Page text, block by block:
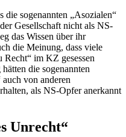
die sogenannten „Asozialen“
Gesellschaft nicht als NS-
das Wissen über ihr
die Meinung, dass viele
im KZ gesessen
die sogenannten
von anderen
als NS-Opfer anerkannt
Unrecht“